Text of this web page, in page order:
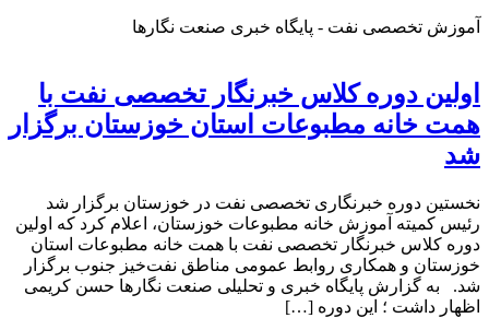
آموزش تخصصی نفت - پایگاه خبری صنعت نگارها
اولین دوره کلاس خبرنگار تخصصی نفت با
همت خانه مطبوعات استان خوزستان برگزار
شد
نخستین دوره خبرنگاری تخصصی نفت در خوزستان برگزار شد
رئیس کمیته آموزش خانه مطبوعات خوزستان، اعلام کرد که اولین
دوره کلاس خبرنگار تخصصی نفت با همت خانه مطبوعات استان
خوزستان و همکاری روابط عمومی مناطق نفت‌خیز جنوب برگزار
شد. به گزارش پایگاه خبری و تحلیلی صنعت نگارها حسن کریمی
اظهار داشت ؛ این دوره […]